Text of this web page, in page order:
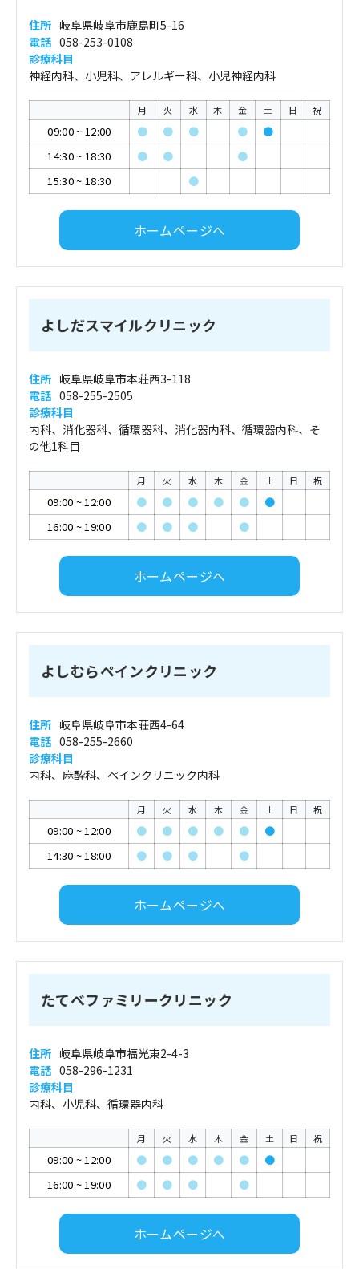
住所 岐阜県岐阜市鹿島町5-16
電話 058-253-0108
診療科目
神経内科、小児科、アレルギー科、小児神経内科
月 火 水 木 金 土 日 祝
09:00~ 12:00 ● ● ● ●
●
14:30~ 18:30 ● ●
●
15:30~ 18:30 ●
ホームページへ
よしだスマイルクリニック
住所 岐阜県岐阜市本荘西3-118
電話 058-255-2505
診療科目
内科、消化器科、循環器科、消化器内科、循環器内科、そ
の他1科目
月 火 水 木 金 土 日 祝
09:00 ~12:00 ● ● ● ● ●
●
16:00 ~19:00 ● ● ● ●
ホームページへ
よしむらペインクリニック
住所 岐阜県岐阜市本荘西4-64
電話 058-255-2660
診療科目
内科、麻酔科、ペインクリニック内科
月 火 水 木 金 土 日 祝
09:00 ~12:00 ● ● ● ● ●
●
14:30 ~18:00 ● ● ● ●
ホームページへ
たてべファミリークリニック
住所 岐阜県岐阜市福光東2-4-3
電話 058-296-1231
診療科目
内科、小児科、循環器内科
月 火 水 木 金 土 日 祝
09:00 ~12:00 ● ● ● ● ●
●
16:00 ~19:00 ● ● ● ●
ホームページへ